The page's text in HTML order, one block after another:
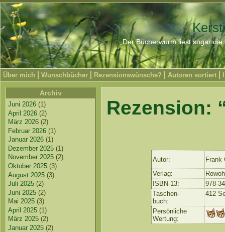
„Der Bücherwurm liest sogar
Über mich Wunschbücher Rezensionswünsche? Autoren sortiert
Archiv
Juni 2026 (1)
April 2026 (2)
März 2026 (2)
Februar 2026 (1)
Januar 2026 (1)
Dezember 2025 (1)
November 2025 (2)
Oktober 2025 (3)
August 2025 (3)
Juli 2025 (2)
Juni 2025 (2)
Mai 2025 (3)
April 2025 (1)
März 2025 (2)
Januar 2025 (2)
Rezension:
Autor:
Frank
Verlag:
ISBN-13:
978-
Taschen-
buch:
412
Persönliche
Wertung: